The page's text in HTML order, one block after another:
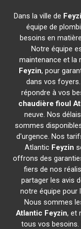
Dans la ville de
équipe de
besoins en
Notre équipe
maintenance et la
Feyzin, pour
dans vos
répondre à vos
chaudière fioul
neuve. Nos
sommes
d'urgence. Nos
Atlantic Feyzin
offrons des
fiers de nos
partager les avis
notre équipe pour
Nous sommes
Atlantic Feyzin, et
tous vos